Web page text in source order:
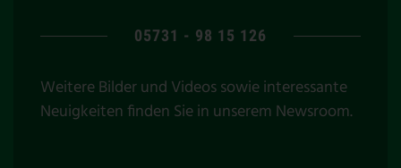
05731 - 98 15 126
Weitere Bilder und Videos sowie interessante
Neuigkeiten finden Sie in unserem Newsroom.